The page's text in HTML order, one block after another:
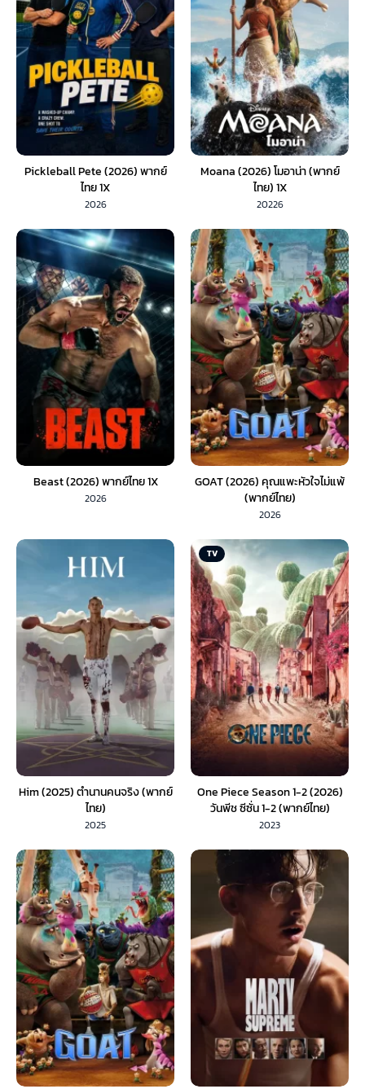
Pickleball Pete (2026) พากย์
ไทย 1X
2026
Moana (2026) โมอาน่า (พากย์
ไทย) 1X
20226
Beast (2026) พากย์ไทย 1X
2026
GOAT (2026) คุณแพะหัวใจไม่แพ้
(พากย์ไทย)
2026
Him (2025) ตำนานคนจริง (พากย์
ไทย)
2025
TV
One Piece Season 1-2 (2026)
วันพีช ซีซั่น 1-2 (พากย์ไทย)
2023